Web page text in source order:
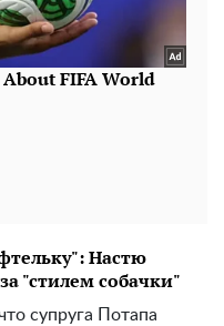
Настю
"стилем собачки"
супруга Потапа